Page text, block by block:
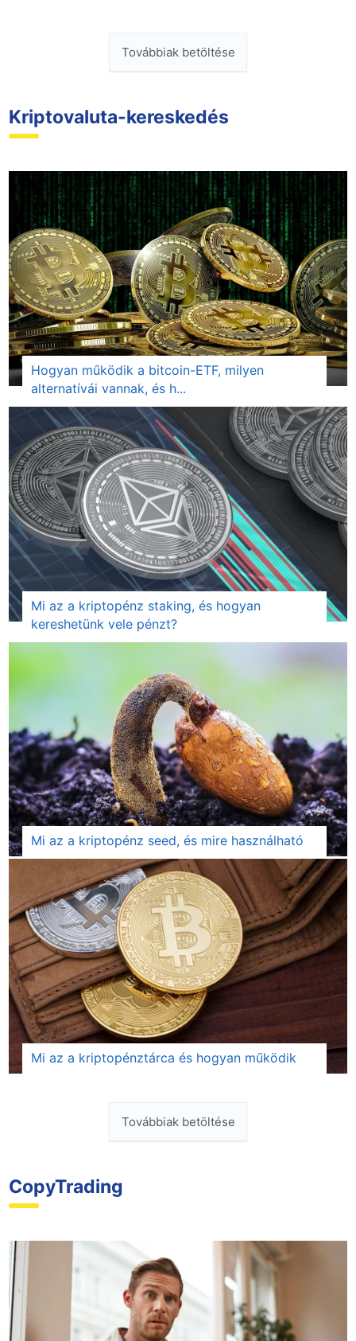
Továbbiak betöltése
Kriptovaluta-kereskedés
Hogyan működik a bitcoin-ETF, milyen
alternatívái vannak, és h...
Mi az a kriptopénz staking, és hogyan
kereshetünk vele pénzt?
Mi az a kriptopénz seed, és mire használható
Mi az a kriptopénztárca és hogyan működik
Továbbiak betöltése
CopyTrading